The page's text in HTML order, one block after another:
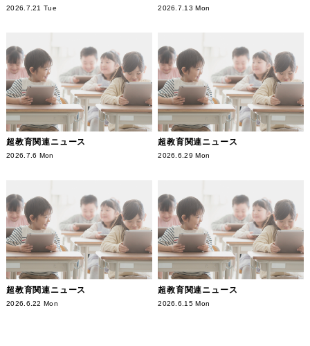
2026.7.21 Tue 2026.7.13 Mon
超教育関連ニュース
2026.7.6 Mon
超教育関連ニュース
2026.6.29 Mon
超教育関連ニュース
2026.6.22 Mon
超教育関連ニュース
2026.6.15 Mon